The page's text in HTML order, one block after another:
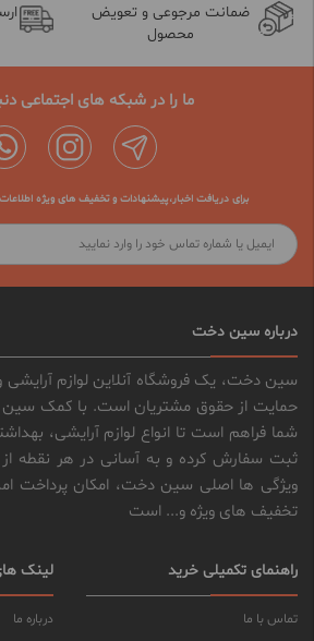
ضمانت مرجوعی و تعویض
محصول
ما را در شبکه های اجتماعی
برای دریافت اخبار،پیشنهادات و تخفیف های ویژه
درباره سین دخت
سین دخت، یک فروشگاه آنلاین لوازم
حمایت از حقوق مشتریان است. با کمک سین
شما فراهم است تا انواع لوازم آرایشی،
ثبت سفارش کرده و به آسانی در هر نقطه از
ویژگی ها اصلی سین دخت، امکان پرداخت امن
تخفیف های ویژه و... است
راهنمای تکمیلی خرید
تماس با ما
لینک
درباره ما